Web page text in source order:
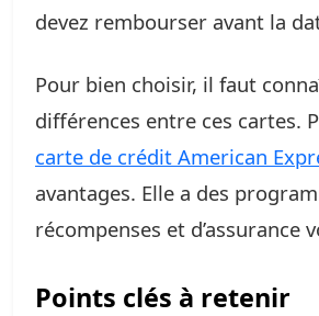
devez rembourser avant la
Pour bien choisir, il faut
différences entre ces cartes.
carte de crédit American
avantages. Elle a des
récompenses et d’assurance
Points clés à retenir